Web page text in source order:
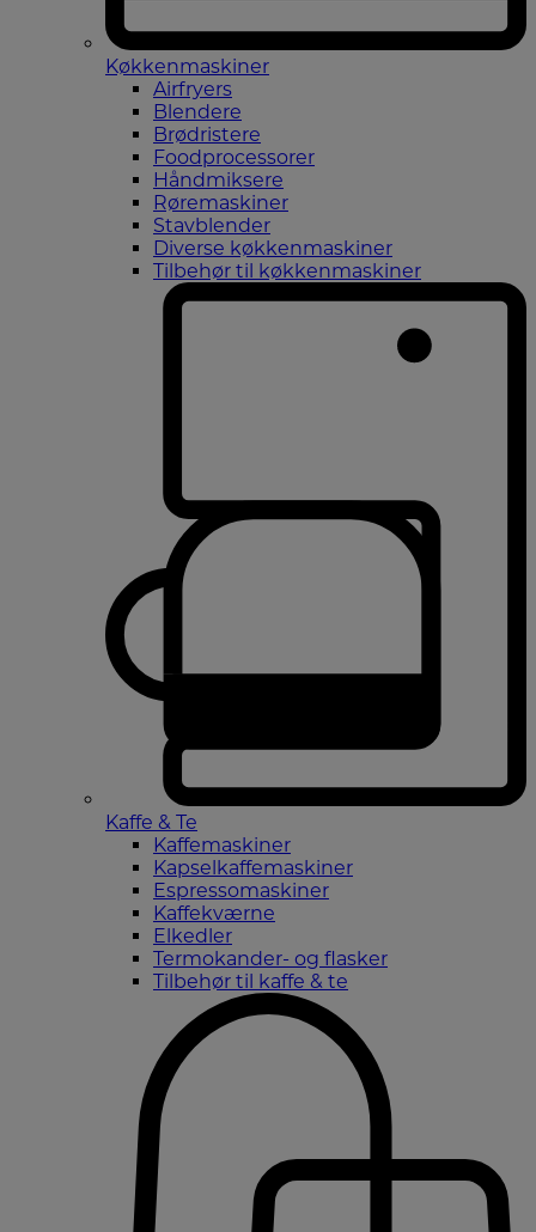
Køkkenmaskiner
Airfryers
Blendere
Brødristere
Foodprocessorer
Håndmiksere
Røremaskiner
Stavblender
Diverse køkkenmaskiner
Tilbehør til køkkenmaskiner
Kaffe & Te
Kaffemaskiner
Kapselkaffemaskiner
Espressomaskiner
Kaffekværne
Elkedler
Termokander- og flasker
Tilbehør til kaffe & te